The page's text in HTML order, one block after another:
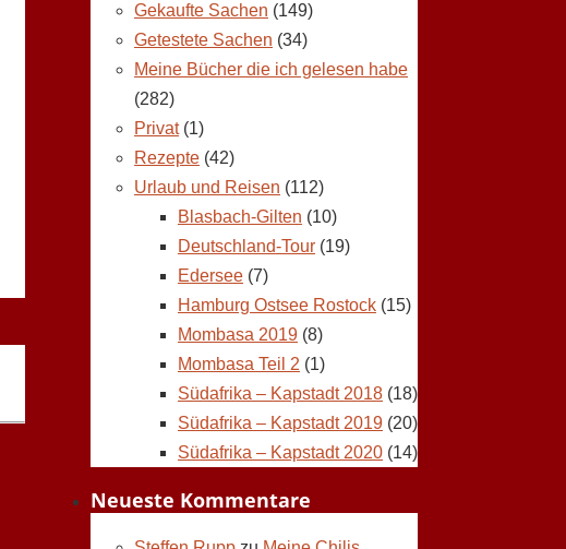
Gekaufte Sachen (149)
Getestete Sachen (34)
Meine Bücher die ich gelesen habe
(282)
Privat(1)
Rezepte (42)
Urlaub und Reisen (112)
Blasbach-Gilten (10)
Deutschland-Tour (19)
Edersee (7)
Hamburg Ostsee Rostock (15)
Mombasa 2019 (8)
Mombasa Teil 2 (1)
Südafrika – Kapstadt 2018 (18)
Südafrika – Kapstadt 2019 (20)
Südafrika – Kapstadt 2020 (14)
Neueste Kommentare